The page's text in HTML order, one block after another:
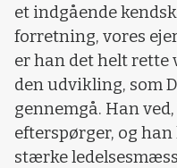
et indgående
forretning, vores
er han det helt rette
den udvikling, som
gennemgå. Han
efterspørger, og
stærke